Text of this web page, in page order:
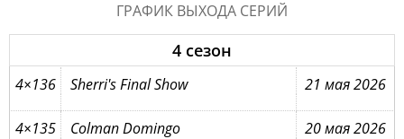
ГРАФИК ВЫХОДА СЕРИЙ
4 сезон
4×136 Sherri's Final Show 21 мая 2026
4×135 Colman Domingo 20 мая 2026